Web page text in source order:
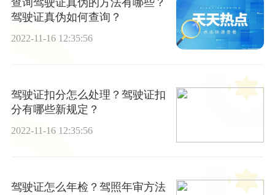
驾驶证真伪如何查询？
2022-11-16 12:35:56
驾驶证扣分怎么处理？驾驶证扣
分有哪些新规定？
2022-11-16 12:35:56
驾驶证怎么年检？驾照年审方法